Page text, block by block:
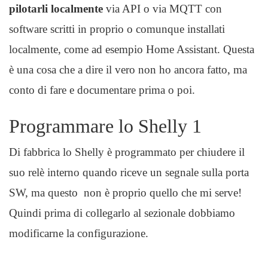
pilotarli localmente via API o via MQTT con
software scritti in proprio o comunque installati
localmente, come ad esempio Home Assistant. Questa
è una cosa che a dire il vero non ho ancora fatto, ma
conto di fare e documentare prima o poi.
Programmare lo Shelly 1
Di fabbrica lo Shelly è programmato per chiudere il
suo relè interno quando riceve un segnale sulla porta
SW, ma questo non è proprio quello che mi serve!
Quindi prima di collegarlo al sezionale dobbiamo
modificarne la configurazione.